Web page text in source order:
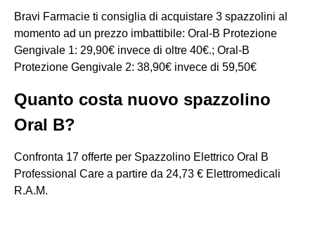
Bravi Farmacie ti consiglia di acquistare 3 spazzolini al
momento ad un prezzo imbattibile: Oral-B Protezione
Gengivale 1: 29,90€ invece di oltre 40€.; Oral-B
Protezione Gengivale 2: 38,90€ invece di 59,50€
Quanto costa nuovo spazzolino
Oral B?
Confronta 17 offerte per Spazzolino Elettrico Oral B
Professional Care a partire da 24,73 € Elettromedicali
R.A.M.